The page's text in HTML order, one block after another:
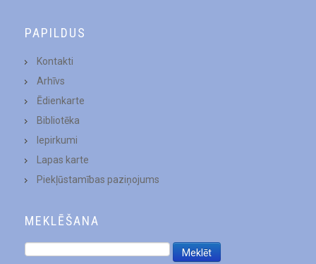
PAPILDUS
Kontakti
Arhīvs
Ēdienkarte
Bibliotēka
Iepirkumi
Lapas karte
Piekļūstamības paziņojums
MEKLĒŠANA